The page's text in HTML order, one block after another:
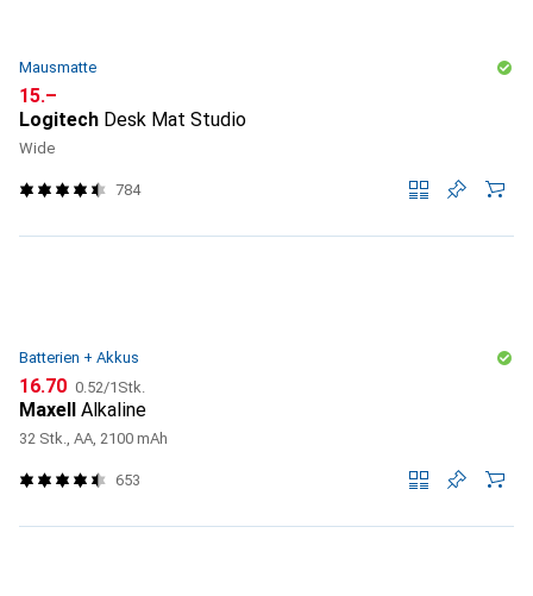
Mausmatte
CHF
15.–
Logitech Desk Mat Studio
Wide
784
Batterien + Akkus
CHF
16.70 CHF
0.52/1Stk.
Maxell Alkaline
32 Stk., AA, 2100 mAh
653